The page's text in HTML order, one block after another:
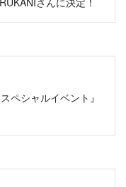
ペシャルイベント』